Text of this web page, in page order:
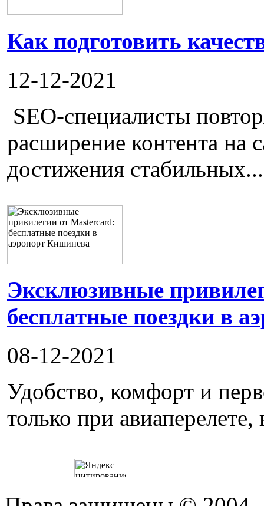
Как подготовить
12-12-2021
SEO-специалисты
расширение контента на
достижения стабильных...
Эксклюзивные
бесплатные поездки в
08-12-2021
Удобство, комфорт и
только при